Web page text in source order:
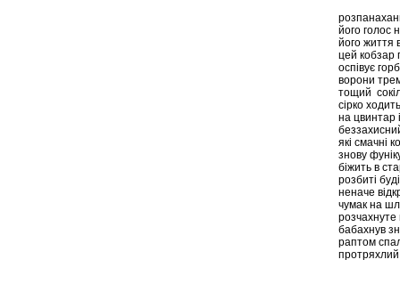
його голос
його життя
цей кобзар
оспівує
ворони
тощий
сірко
на цвинтар
які смачні
знову
біжить в
розбиті
неначе
чумак на
розчахнуте
бабахнув
раптом
протряхлий